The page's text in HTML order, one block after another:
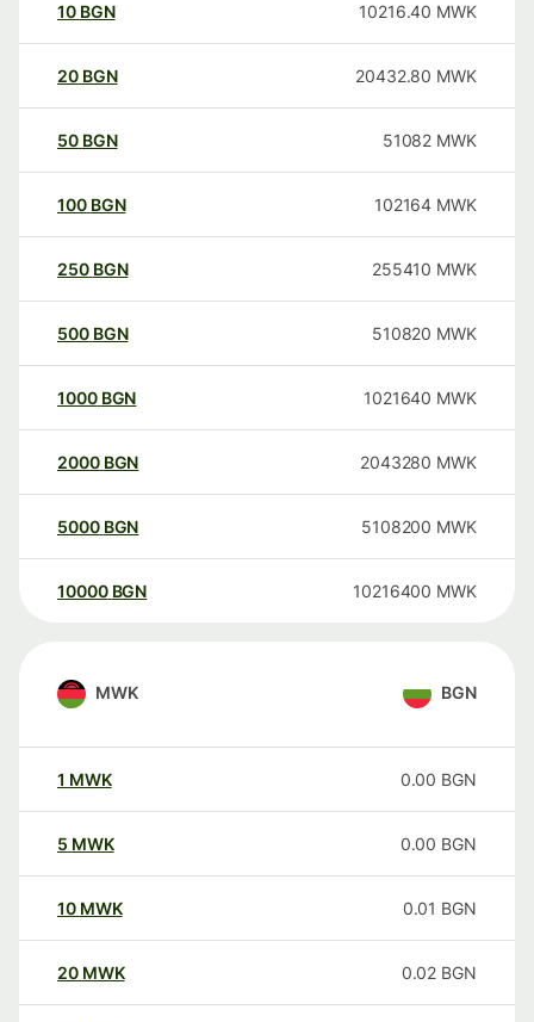
10 BGN 10216.40 MWK
20 BGN 20432.80 MWK
50 BGN 51082 MWK
100 BGN 102164 MWK
250 BGN 255410 MWK
500 BGN 510820 MWK
1000 BGN 1021640 MWK
2000 BGN 2043280 MWK
5000 BGN 5108200 MWK
10000 BGN 10216400 MWK
MWK BGN
1 MWK 0.00 BGN
5 MWK 0.00 BGN
10 MWK 0.01 BGN
20 MWK 0.02 BGN